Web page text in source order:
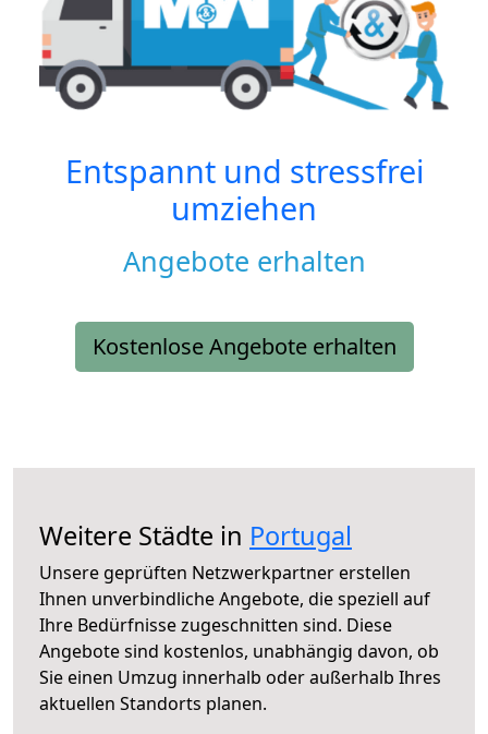
Entspannt und stressfrei
umziehen
Angebote erhalten
Kostenlose Angebote erhalten
Weitere Städte in Portugal
Unsere geprüften Netzwerkpartner erstellen
Ihnen unverbindliche Angebote, die speziell auf
Ihre Bedürfnisse zugeschnitten sind. Diese
Angebote sind kostenlos, unabhängig davon, ob
Sie einen Umzug innerhalb oder außerhalb Ihres
aktuellen Standorts planen.